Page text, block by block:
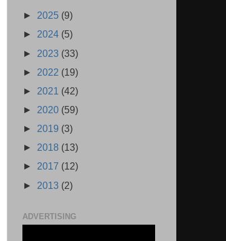
► 2025 (9)
► 2024 (5)
► 2023 (33)
► 2022 (19)
► 2021 (42)
► 2020 (59)
► 2019 (3)
► 2018 (13)
► 2017 (12)
► 2013 (2)
ADVERTISING